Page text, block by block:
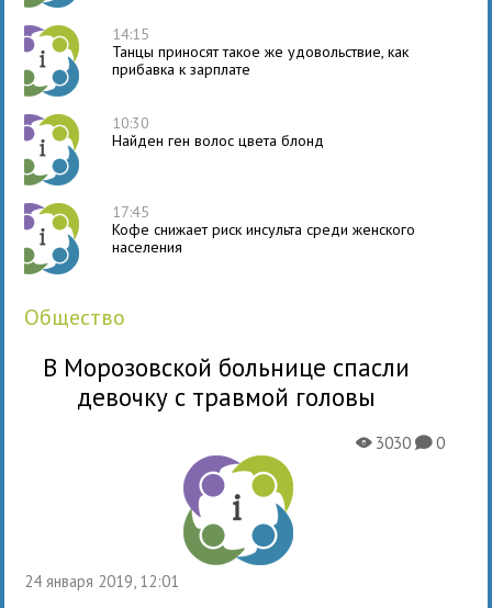
14:15
Танцы приносят такое же удовольствие, как
прибавка к зарплате
10:30
Найден ген волос цвета блонд
17:45
Кофе снижает риск инсульта среди женского
населения
общество
В Морозовской больнице спасли
девочку с травмой головы
24 января 2019, 12:01
X3030K0